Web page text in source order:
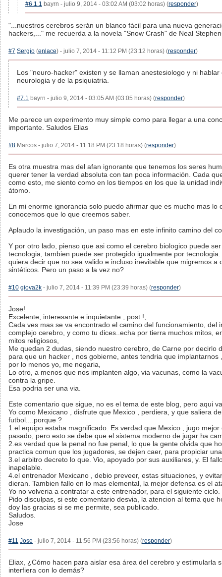
#6.1.1 bayrn - julio 9, 2014 - 03:02 AM (03:02 horas) (responder)
"...nuestros cerebros serán un blanco fácil para una nueva
hackers,..." me recuerda a la novela "Snow Crash" de Neal
#7 Sergio (enlace) - julio 7, 2014 - 11:12 PM (23:12 horas) (responder)
Los "neuro-hacker" existen y se llaman anestesiologo y ni hablar
neurologia y de la psiquiatria.
#7.1 bayrn - julio 9, 2014 - 03:05 AM (03:05 horas) (responder)
Me parece un experimento muy simple como para llegar a una
importante. Saludos Elias
#8 Marcos - julio 7, 2014 - 11:18 PM (23:18 horas) (responder)
Es otra muestra mas del afan ignorante que tenemos los seres
querer tener la verdad absoluta con tan poca información. Cada
como esto, me siento como en los tiempos en los que la unidad
átomo.
En mi enorme ignorancia solo puedo afirmar que es mucho mas lo
conocemos que lo que creemos saber.
Aplaudo la investigación, un paso mas en este infinito camino del
Y por otro lado, pienso que asi como el cerebro biologico puede
tecnologia, tambien puede ser protegido igualmente por
quiera decir que no sea valido e incluso inevitable que migremos a
sintéticos. Pero un paso a la vez no?
#10 giova2k - julio 7, 2014 - 11:39 PM (23:39 horas) (responder)
Jose!
Excelente, interesante e inquietante , post !,
Cada ves mas se va encontrado el camino del funcionamiento, del
complejo cerebro, y como tu dices..echa por tierra muchos mitos,
mitos religiosos,
Me quedan 2 dudas, siendo nuestro cerebro, de Carne por decirlo
para que un hacker , nos gobierne, antes tendria que implantarnos
por lo menos yo, me negaria,
Lo otro, a menos que nos implanten algo, via vacunas, como la
contra la gripe.
Esa podria ser una via.
Este comentario que sigue, no es el tema de este blog, pero aqui
Yo como Mexicano , disfrute que Mexico , perdiera, y que saliera
futbol....porque ?
1.el equipo estaba magnificado. Es verdad que Mexico , jugo mejor
pasado, pero esto se debe que el sistema moderno de jugar ha
2.es verdad que la penal no fue penal, lo que la gente olvida que
practica comun que los jugadores, se dejen caer, para propiciar
3.el arbitro decreto lo que. Vio, apoyado por sus auxiliares, y. El
inapelable.
4.el entrenador Mexicano , debio preveer, estas situaciones, y
dieran. Tambien fallo en lo mas elemental, la mejor defensa es el
Yo no volveria a contratar a este entrenador, para el siguiente ciclo.
Pido disculpas, si este comentario desvia, la atencion al tema que
doy las gracias si se me permite, sea publicado.
Saludos.
Jose
#11 Jose - julio 7, 2014 - 11:56 PM (23:56 horas) (responder)
Eliax, ¿Cómo hacen para aislar esa área del cerebro y estimularla
interfiera con lo demás?